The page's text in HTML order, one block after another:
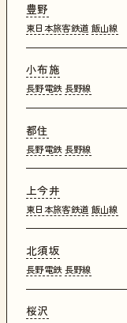
豊野
東日本旅客鉄道 飯山線
小布施
長野電鉄 長野線
都住
長野電鉄 長野線
上今井
東日本旅客鉄道 飯山線
北須坂
長野電鉄 長野線
桜沢